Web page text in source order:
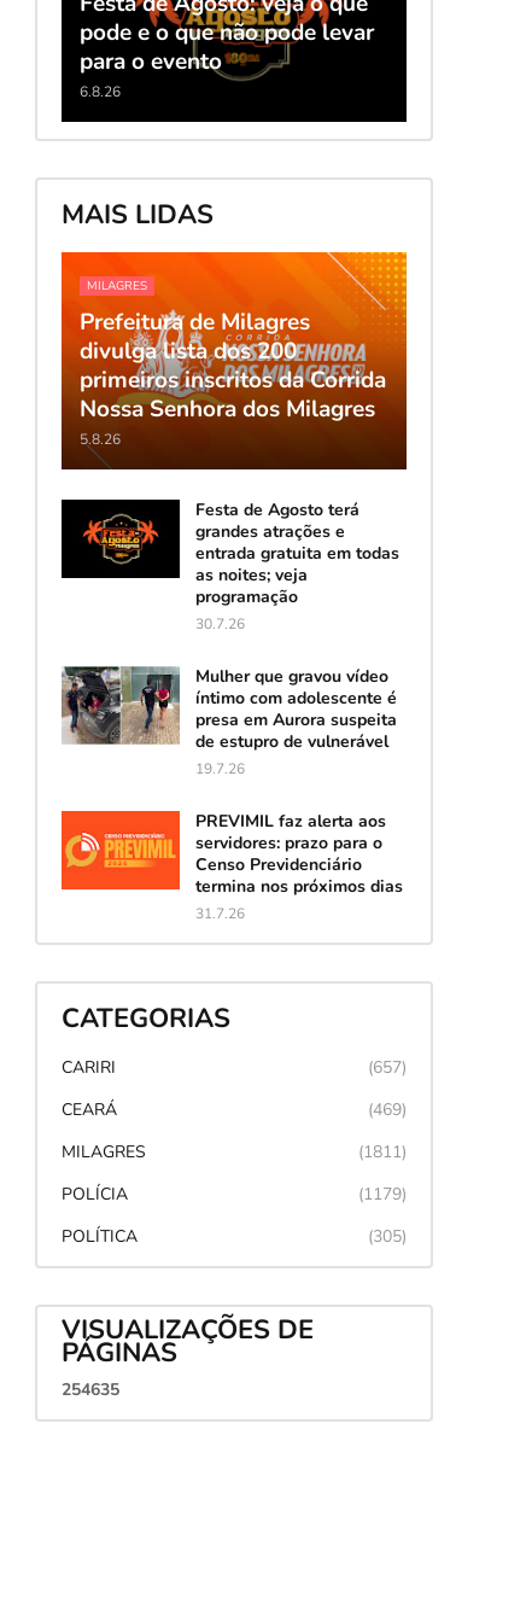
pode e o que não pode levar
para o evento
6.8.26
MAIS LIDAS
MILAGRES
Prefeitura de Milagres
divulga lista dos 200
primeiros inscritos da Corrida
Nossa Senhora dos Milagres
5.8.26
Festa de Agosto terá
grandes atrações e
entrada gratuita em todas
as noites; veja
programação
30.7.26
Mulher que gravou vídeo
íntimo com adolescente é
presa em Aurora suspeita
de estupro de vulnerável
19.7.26
PREVIMIL faz alerta aos
servidores: prazo para o
Censo Previdenciário
termina nos próximos dias
31.7.26
CATEGORIAS
CARIRI
(657)
CEARÁ
(469)
MILAGRES
(1811)
POLÍCIA
(1179)
POLÍTICA
(305)
VISUALIZAÇÕES DE
PÁGINAS
254635